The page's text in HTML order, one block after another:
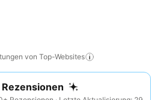
von Top-Websites